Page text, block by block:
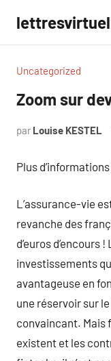
contenu
Uncategorized
Zoom sur
par Louise KESTEL
Plus
L’assurance-vie
revanche des
d’euros d’encours
investissements
avantageuse en
une réservoir sur
convaincant. Mais
existent et les